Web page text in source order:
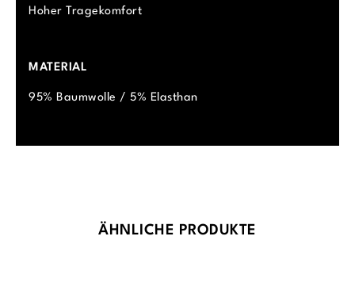
Hoher Tragekomfort
MATERIAL
95% Baumwolle / 5% Elasthan
Produktgalerie überspringen
ÄHNLICHE PRODUKTE